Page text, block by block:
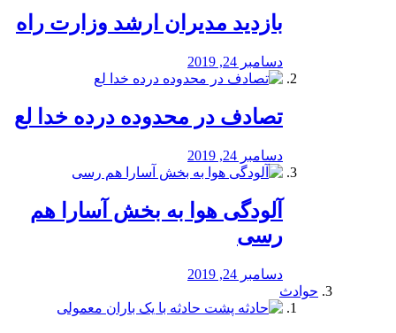
بازدید مدیران ارشد وزارت راه
دسامبر 24, 2019
تصادف در محدوده درده خدا لع
دسامبر 24, 2019
آلودگی هوا به بخش آسارا هم
رسی
دسامبر 24, 2019
حوادث